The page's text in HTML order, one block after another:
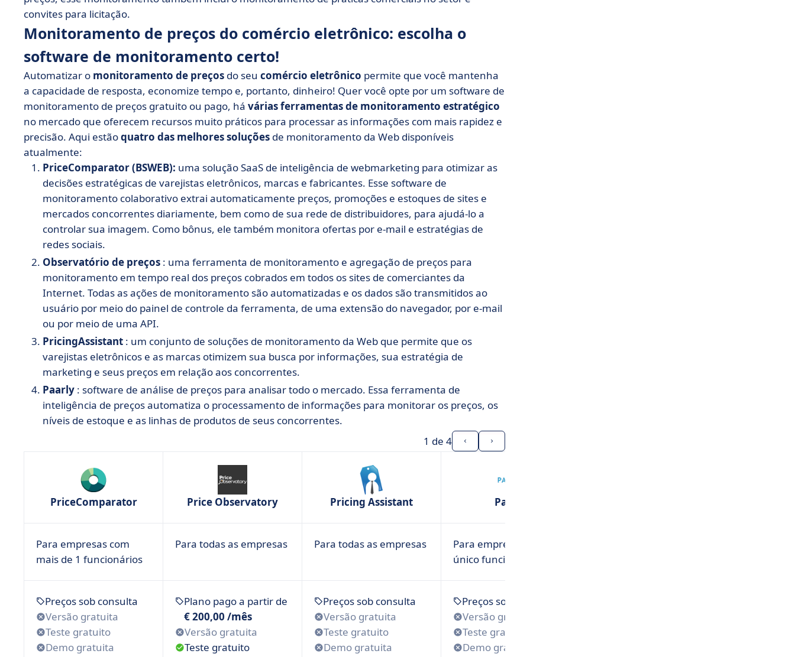
convites para licitação.
Monitoramento de preços do comércio eletrônico: escolha o
software de monitoramento certo!
Automatizar o monitoramento de preços do seu comércio eletrônico permite que você mantenha
a capacidade de resposta, economize tempo e, portanto, dinheiro! Quer você opte por um software de
monitoramento de preços gratuito ou pago, há várias ferramentas de monitoramento estratégico
no mercado que oferecem recursos muito práticos para processar as informações com mais rapidez e
precisão. Aqui estãoquatro das melhores soluções de monitoramento da Web disponíveis
atualmente:
PriceComparator (BSWEB): uma solução SaaS de inteligência de webmarketing para otimizar as
decisões estratégicas de varejistas eletrônicos, marcas e fabricantes. Esse software de
monitoramento colaborativo extrai automaticamente preços, promoções e estoques de sites e
mercados concorrentes diariamente, bem como de sua rede de distribuidores, para ajudá-lo a
controlar sua imagem. Como bônus, ele também monitora ofertas por e-mail e estratégias de
redes sociais.
Observatório de preços : uma ferramenta de monitoramento e agregação de preços para
monitoramento em tempo real dos preços cobrados em todos os sites de comerciantes da
Internet. Todas as ações de monitoramento são automatizadas e os dados são transmitidos ao
usuário por meio do painel de controle da ferramenta, de uma extensão do navegador, por e-mail
ou por meio de uma API.
PricingAssistant : um conjunto de soluções de monitoramento da Web que permite que os
varejistas eletrônicos e as marcas otimizem sua busca por informações, sua estratégia de
marketing e seus preços em relação aos concorrentes.
Paarly : software de análise de preços para analisar todo o mercado. Essa ferramenta de
inteligência de preços automatiza o processamento de informações para monitorar os preços, os
níveis de estoque e as linhas de produtos de seus concorrentes.
1 de 4
PriceComparator Price Observatory Pricing Assistant Paarly
Para empresas com
mais de 1 funcionários
Para todas as empresas Para todas as empresas
Para empresas com um
único funcionário
Preços sob consulta
Versão gratuita
Teste gratuito
Demo gratuita
Plano pago a partir de
€ 200,00 /mês
Versão gratuita
Teste gratuito
Preços sob consulta
Versão gratuita
Teste gratuito
Demo gratuita
Preços sob consulta
Versão gratuita
Teste gratuito
Demo gratuita